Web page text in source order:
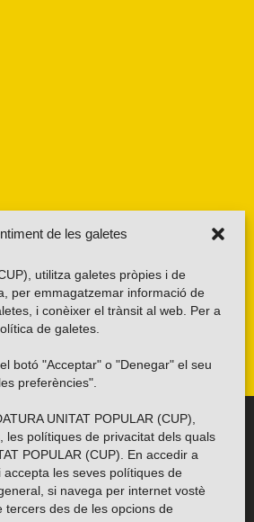
de les galetes
utilitza galetes pròpies i de
per emmagatzemar informació de
i conèixer el trànsit al web. Per a
de galetes
botó "Acceptar" o "Denegar" el seu
preferències".
UNITAT POPULAR (CUP),
les polítiques de privacitat dels quals
POPULAR (CUP). En accedir a
les seves polítiques de
si navega per internet vostè
tercers des de les opcions de
les xarxes socials